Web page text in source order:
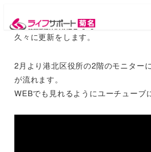
久々に更新をします。
2月より港北区役所の2階のモニター
が流れます。
WEBでも見れるようにユーチューブ